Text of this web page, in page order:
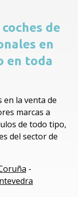
de
en
en toda
en la venta de
marcas a
de todo tipo,
del sector de
-